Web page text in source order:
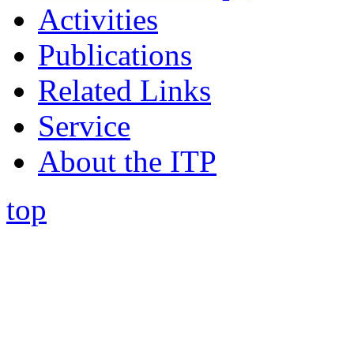
Activities
Publications
Related Links
Service
About the ITP
top